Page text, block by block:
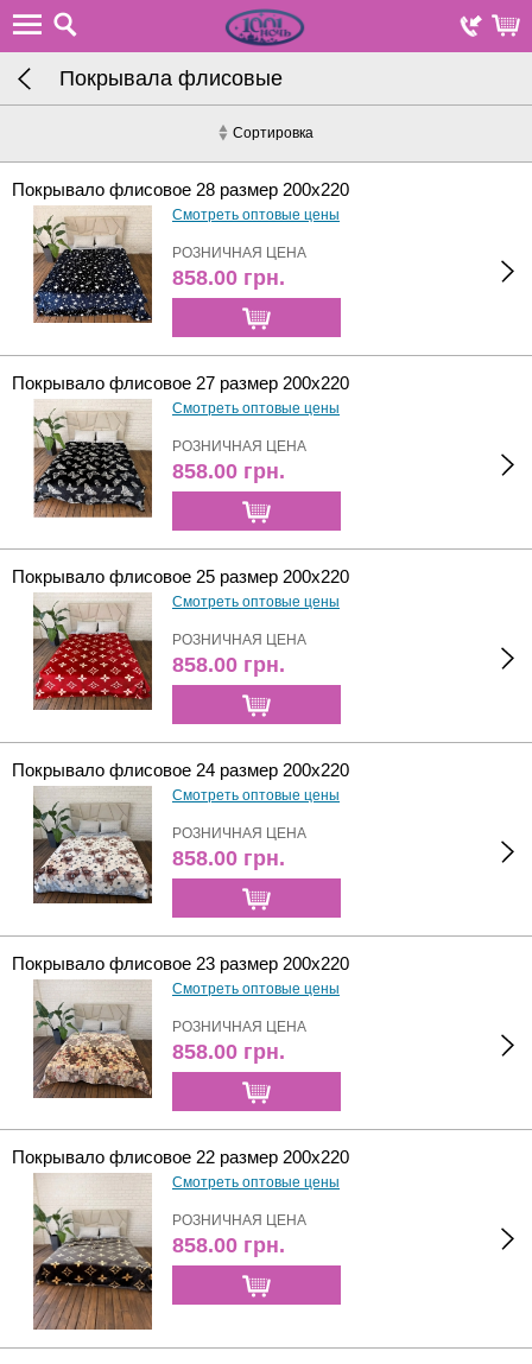
Покрывала флисовые
Сортировка
Покрывало флисовое 28 размер 200х220
Смотреть оптовые цены
РОЗНИЧНАЯ ЦЕНА
858.00 грн.
Покрывало флисовое 27 размер 200х220
Смотреть оптовые цены
РОЗНИЧНАЯ ЦЕНА
858.00 грн.
Покрывало флисовое 25 размер 200х220
Смотреть оптовые цены
РОЗНИЧНАЯ ЦЕНА
858.00 грн.
Покрывало флисовое 24 размер 200х220
Смотреть оптовые цены
РОЗНИЧНАЯ ЦЕНА
858.00 грн.
Покрывало флисовое 23 размер 200х220
Смотреть оптовые цены
РОЗНИЧНАЯ ЦЕНА
858.00 грн.
Покрывало флисовое 22 размер 200х220
Смотреть оптовые цены
РОЗНИЧНАЯ ЦЕНА
858.00 грн.